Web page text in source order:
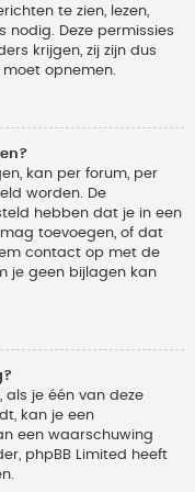
te zien, lezen,
nodig. Deze permissies
krijgen, zij zijn dus
opnemen.
kan per forum, per
worden. De
hebben dat je in een
toevoegen, of dat
contact op met de
je geen bijlagen kan
als je één van deze
kan je een
een waarschuwing
phpBB Limited heeft